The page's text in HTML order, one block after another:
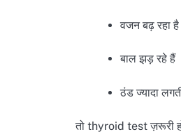
वजन बढ़ रहा है
बाल झड़ रहे हैं
ठंड ज्यादा
तो thyroid test ज़रूरी